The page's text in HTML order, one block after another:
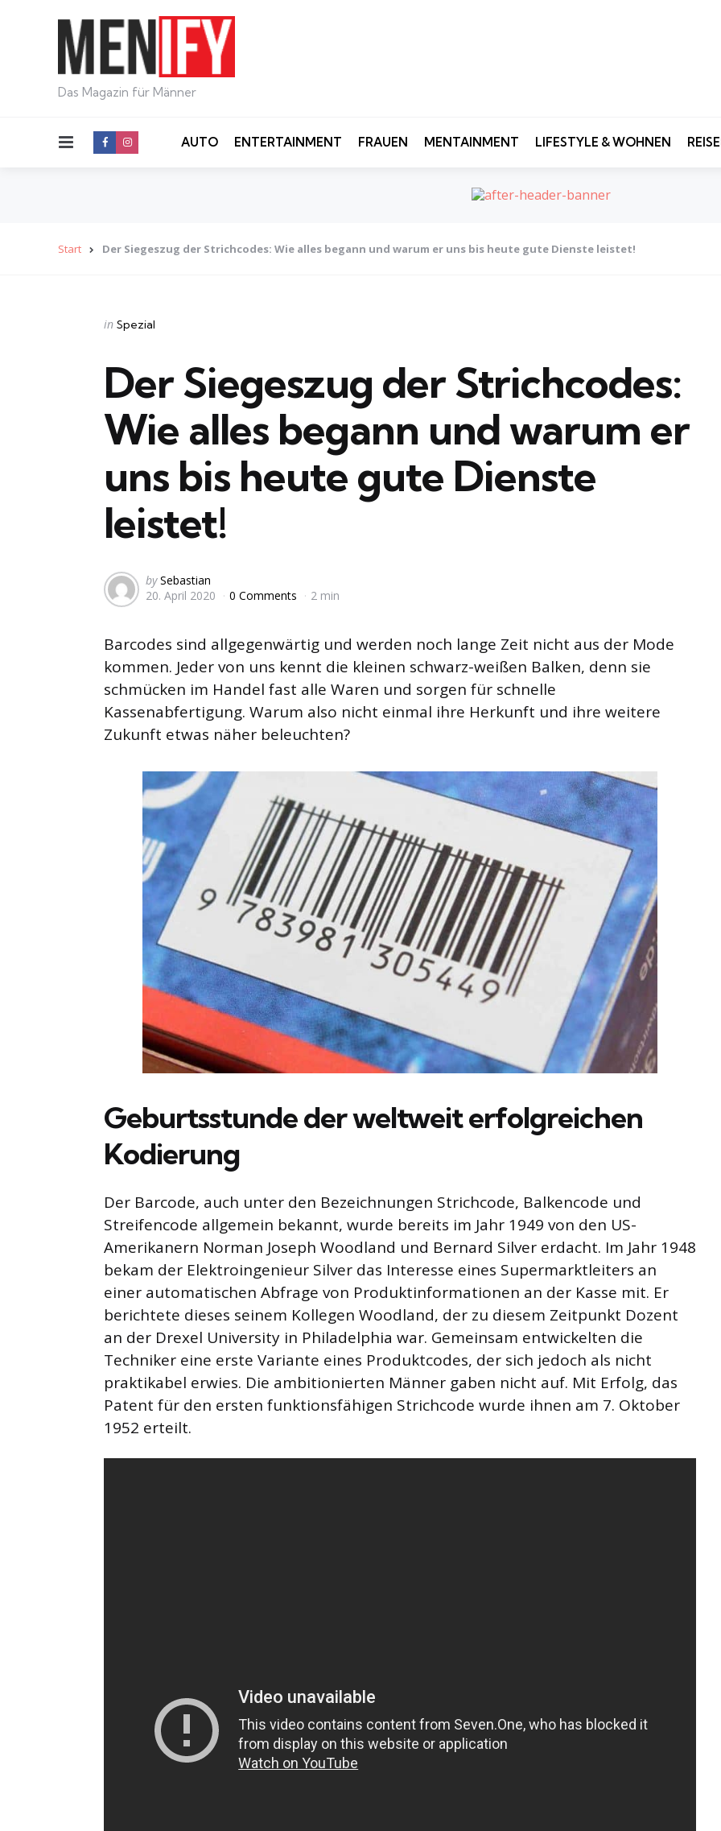
Das Magazin für Männer
Menu AUTO ENTERTAINMENT FRAUEN MENTAINMENT LIFESTYLE & WOHNEN
Start Der Siegeszug der Strichcodes: Wie alles begann und warum er uns bis heute gute Dienste leistet!
Categories
Posted
in Spezial
Der Siegeszug der Strichcodes:
Wie alles begann und warum er
uns bis heute gute Dienste
leistet!
Posted
by
by Sebastian
20. April 2020
0 Comments 2 min
Barcodes sind allgegenwärtig und werden noch lange Zeit nicht aus der Mode
kommen. Jeder von uns kennt die kleinen schwarz-weißen Balken, denn sie
schmücken im Handel fast alle Waren und sorgen für schnelle
Kassenabfertigung. Warum also nicht einmal ihre Herkunft und ihre weitere
Zukunft etwas näher beleuchten?
Geburtsstunde der weltweit erfolgreichen
Kodierung
Der Barcode, auch unter den Bezeichnungen Strichcode, Balkencode und
Streifencode allgemein bekannt, wurde bereits im Jahr 1949 von den US-
Amerikanern Norman Joseph Woodland und Bernard Silver erdacht. Im Jahr 1948
bekam der Elektroingenieur Silver das Interesse eines Supermarktleiters an
einer automatischen Abfrage von Produktinformationen an der Kasse mit. Er
berichtete dieses seinem Kollegen Woodland, der zu diesem Zeitpunkt Dozent
an der Drexel University in Philadelphia war. Gemeinsam entwickelten die
Techniker eine erste Variante eines Produktcodes, der sich jedoch als nicht
praktikabel erwies. Die ambitionierten Männer gaben nicht auf. Mit Erfolg, das
Patent für den ersten funktionsfähigen Strichcode wurde ihnen am 7. Oktober
1952 erteilt.